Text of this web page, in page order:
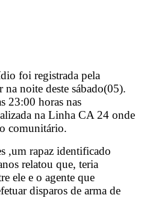
foi registrada pela
noite deste sábado(05).
23:00 horas nas
na Linha CA 24 onde
comunitário.
,um rapaz identificado
relatou que, teria
ele e o agente que
disparos de arma de